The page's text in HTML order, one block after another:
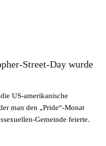
Street-Day wurde
US-amerikanische
man den „Pride“-Monat
Gemeinde feierte.